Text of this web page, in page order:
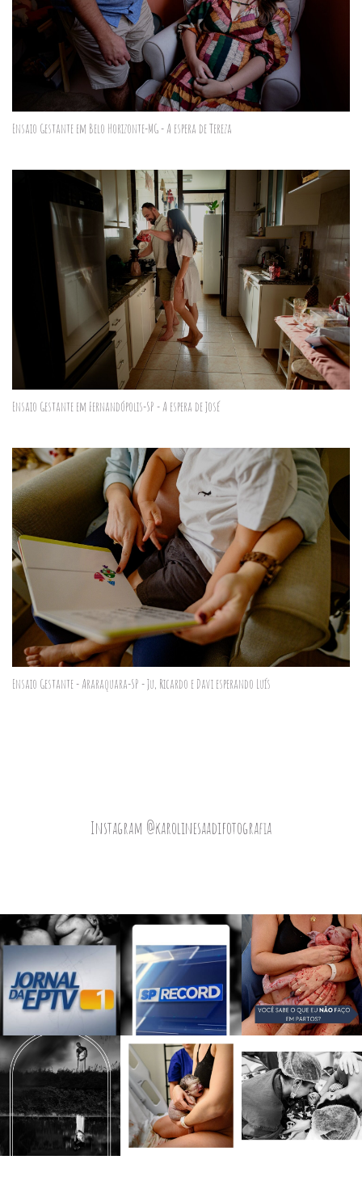
Ensaio Gestante em Belo Horizonte-MG - A espera de Tereza
Ensaio Gestante em Fernandópolis-SP - A espera de José
Ensaio Gestante - Araraquara-SP - Ju, Ricardo e Davi esperando Luís
Instagram @karolinesaadifotografia